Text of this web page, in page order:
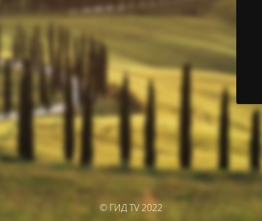
© ГИД TV 2022